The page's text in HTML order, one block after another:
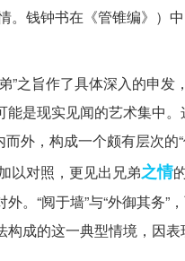
。钱钟书在《管锥编》）
之旨作了具体深入的申
是现实见闻的艺术集中
而外，构成一个颇有层次
以对照，更见出兄弟之情
。“阋于墙”与“外御其务”
成的这一典型情境，因